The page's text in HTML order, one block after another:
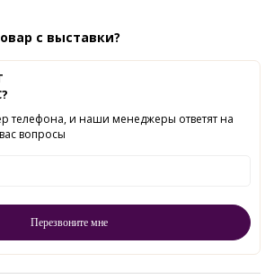
с выставки?
телефона, и наши менеджеры ответят на
вопросы